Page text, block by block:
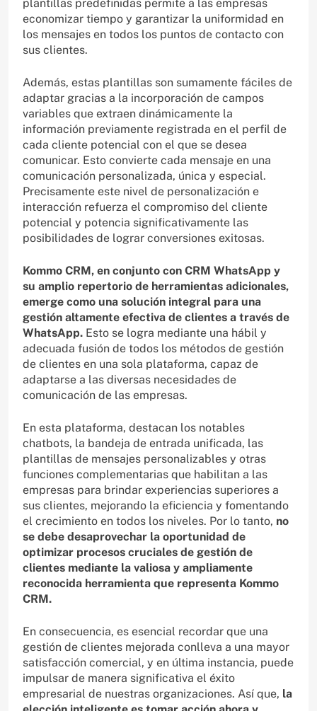
plantillas predefinidas permite a las empresas
economizar tiempo y garantizar la uniformidad en
los mensajes en todos los puntos de contacto con
sus clientes.
Además, estas plantillas son sumamente fáciles de
adaptar gracias a la incorporación de campos
variables que extraen dinámicamente la
información previamente registrada en el perfil de
cada cliente potencial con el que se desea
comunicar. Esto convierte cada mensaje en una
comunicación personalizada, única y especial.
Precisamente este nivel de personalización e
interacción refuerza el compromiso del cliente
potencial y potencia significativamente las
posibilidades de lograr conversiones exitosas.
Kommo CRM, en conjunto con CRM WhatsApp y
su amplio repertorio de herramientas adicionales,
emerge como una solución integral para una
gestión altamente efectiva de clientes a través de
WhatsApp. Esto se logra mediante una hábil y
adecuada fusión de todos los métodos de gestión
de clientes en una sola plataforma, capaz de
adaptarse a las diversas necesidades de
comunicación de las empresas.
En esta plataforma, destacan los notables
chatbots, la bandeja de entrada unificada, las
plantillas de mensajes personalizables y otras
funciones complementarias que habilitan a las
empresas para brindar experiencias superiores a
sus clientes, mejorando la eficiencia y fomentando
el crecimiento en todos los niveles. Por lo tanto, no
se debe desaprovechar la oportunidad de
optimizar procesos cruciales de gestión de
clientes mediante la valiosa y ampliamente
reconocida herramienta que representa Kommo
CRM.
En consecuencia, es esencial recordar que una
gestión de clientes mejorada conlleva a una mayor
satisfacción comercial, y en última instancia, puede
impulsar de manera significativa el éxito
empresarial de nuestras organizaciones. Así que, la